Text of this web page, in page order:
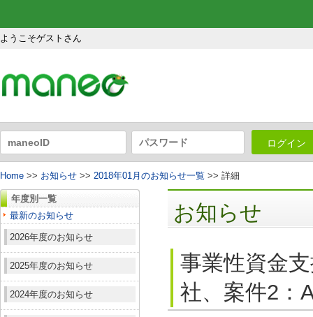
ようこそゲストさん
ログイン
Home >> お知らせ >> 2018年01月のお知らせ一覧 >> 詳細
年度別一覧
最新のお知らせ
2026年度のお知らせ
2025年度のお知らせ
2024年度のお知らせ
お知らせ
事業性資金
社、案件2：